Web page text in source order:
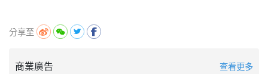
分享至
商業廣告 查看更多